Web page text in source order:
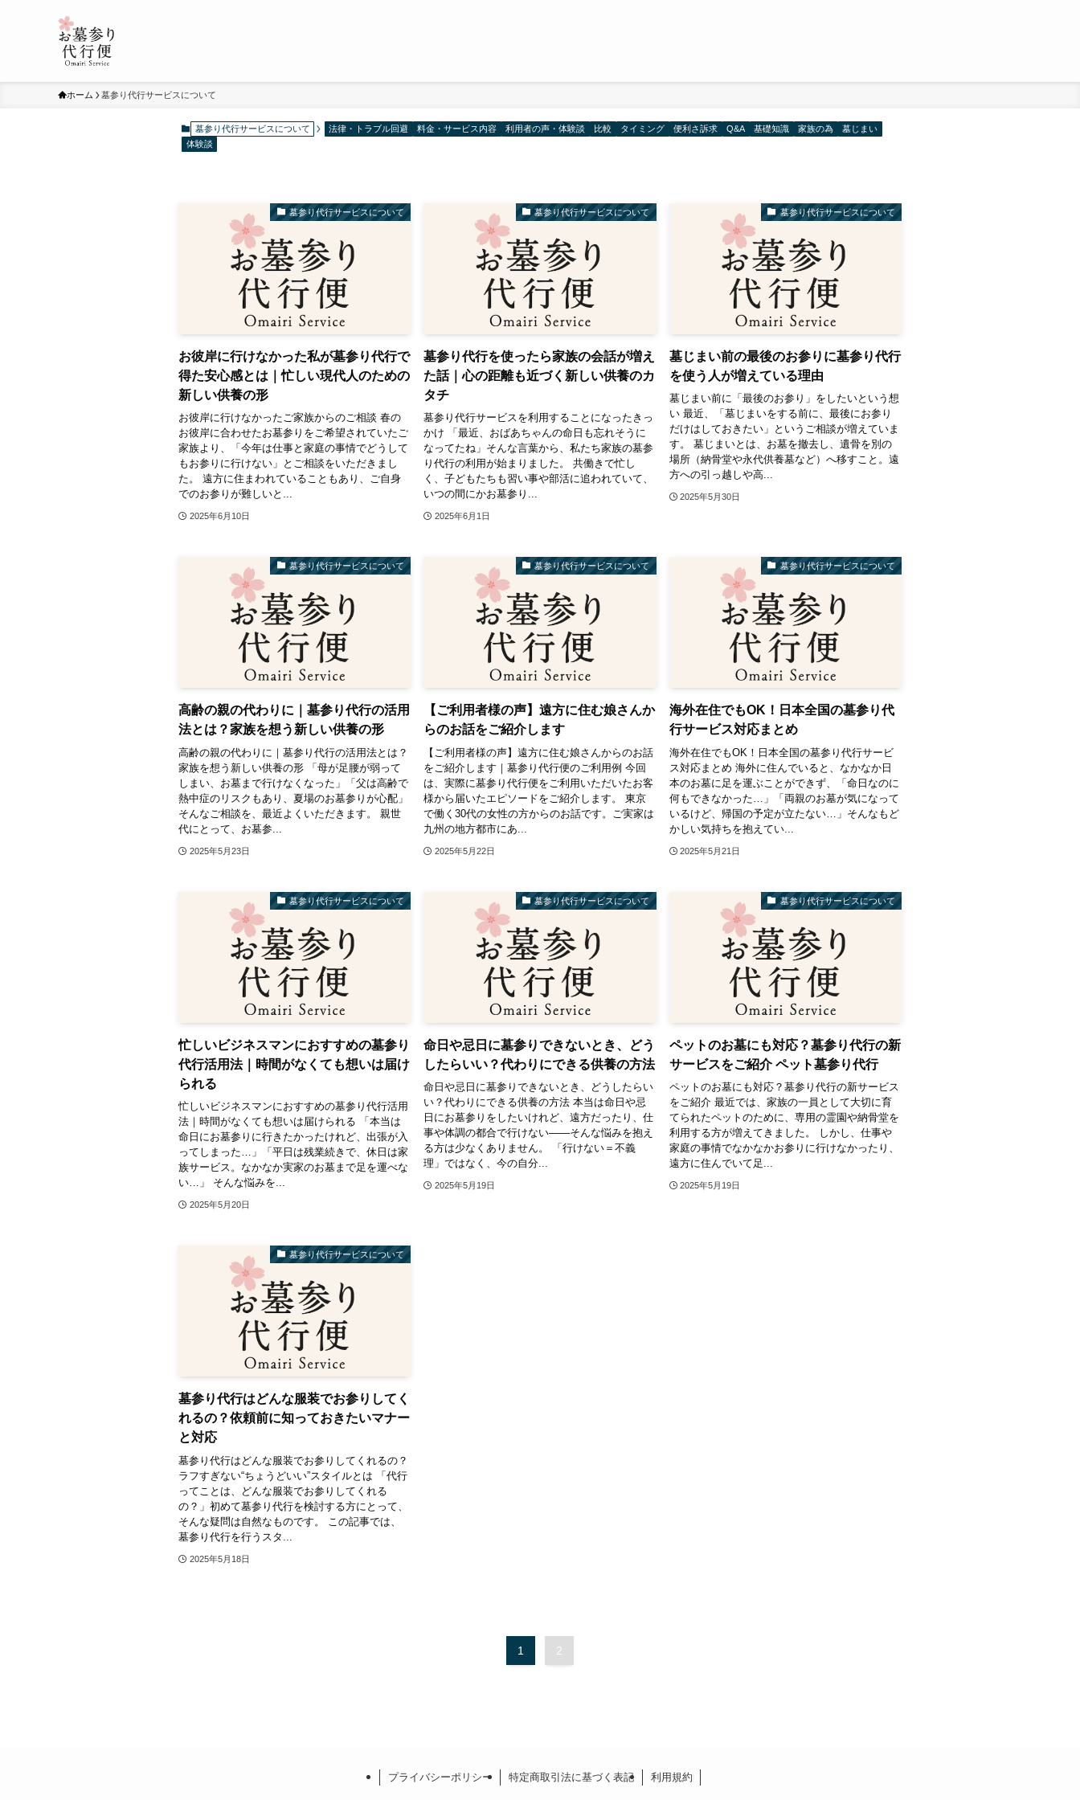
ホーム 墓参り代行サービスについて
墓参り代行サービスについて 法律・トラブル回避 料金・サービス内容 利用者の声・体験談 比較 タイミング 便利さ訴求 Q&A 基礎知識 家族の為
墓じまい
体験談
墓参り代行サービスについて
お彼岸に行けなかった私が墓参り代行で
得た安心感とは｜忙しい現代人のための
新しい供養の形
お彼岸に行けなかったご家族からのご相談 春の
お彼岸に合わせたお墓参りをご希望されていたご
家族より、「今年は仕事と家庭の事情でどうして
もお参りに行けない」とご相談をいただきまし
た。 遠方に住まわれていることもあり、ご自身
でのお参りが難しいと...
2025年6月10日
墓参り代行サービスについて
墓参り代行を使ったら家族の会話が増え
た話｜心の距離も近づく新しい供養のカ
タチ
墓参り代行サービスを利用することになったきっ
かけ 「最近、おばあちゃんの命日も忘れそうに
なってたね」そんな言葉から、私たち家族の墓参
り代行の利用が始まりました。 共働きで忙し
く、子どもたちも習い事や部活に追われていて、
いつの間にかお墓参り...
2025年6月1日
墓参り代行サービスについて
墓じまい前の最後のお参りに墓参り代行
を使う人が増えている理由
墓じまい前に「最後のお参り」をしたいという想
い 最近、「墓じまいをする前に、最後にお参り
だけはしておきたい」というご相談が増えていま
す。 墓じまいとは、お墓を撤去し、遺骨を別の
場所（納骨堂や永代供養墓など）へ移すこと。遠
方への引っ越しや高...
2025年5月30日
墓参り代行サービスについて
高齢の親の代わりに｜墓参り代行の活用
法とは？家族を想う新しい供養の形
高齢の親の代わりに｜墓参り代行の活用法とは？
家族を想う新しい供養の形 「母が足腰が弱って
しまい、お墓まで行けなくなった」「父は高齢で
熱中症のリスクもあり、夏場のお墓参りが心配」
そんなご相談を、最近よくいただきます。 親世
代にとって、お墓参...
2025年5月23日
墓参り代行サービスについて
【ご利用者様の声】遠方に住む娘さんか
らのお話をご紹介します
【ご利用者様の声】遠方に住む娘さんからのお話
をご紹介します｜墓参り代行便のご利用例 今回
は、実際に墓参り代行便をご利用いただいたお客
様から届いたエピソードをご紹介します。 東京
で働く30代の女性の方からのお話です。ご実家は
九州の地方都市にあ...
2025年5月22日
墓参り代行サービスについて
海外在住でもOK！日本全国の墓参り代
行サービス対応まとめ
海外在住でもOK！日本全国の墓参り代行サービ
ス対応まとめ 海外に住んでいると、なかなか日
本のお墓に足を運ぶことができず、「命日なのに
何もできなかった…」「両親のお墓が気になって
いるけど、帰国の予定が立たない…」そんなもど
かしい気持ちを抱えてい...
2025年5月21日
墓参り代行サービスについて
忙しいビジネスマンにおすすめの墓参り
代行活用法｜時間がなくても想いは届け
られる
忙しいビジネスマンにおすすめの墓参り代行活用
法｜時間がなくても想いは届けられる 「本当は
命日にお墓参りに行きたかったけれど、出張が入
ってしまった…」「平日は残業続きで、休日は家
族サービス。なかなか実家のお墓まで足を運べな
い…」 そんな悩みを...
2025年5月20日
墓参り代行サービスについて
命日や忌日に墓参りできないとき、どう
したらいい？代わりにできる供養の方法
命日や忌日に墓参りできないとき、どうしたらい
い？代わりにできる供養の方法 本当は命日や忌
日にお墓参りをしたいけれど、遠方だったり、仕
事や体調の都合で行けない——そんな悩みを抱え
る方は少なくありません。 「行けない＝不義
理」ではなく、今の自分...
2025年5月19日
墓参り代行サービスについて
ペットのお墓にも対応？墓参り代行の新
サービスをご紹介 ペット墓参り代行
ペットのお墓にも対応？墓参り代行の新サービス
をご紹介 最近では、家族の一員として大切に育
てられたペットのために、専用の霊園や納骨堂を
利用する方が増えてきました。 しかし、仕事や
家庭の事情でなかなかお参りに行けなかったり、
遠方に住んでいて足...
2025年5月19日
墓参り代行サービスについて
墓参り代行はどんな服装でお参りしてく
れるの？依頼前に知っておきたいマナー
と対応
墓参り代行はどんな服装でお参りしてくれるの？
ラフすぎない“ちょうどいい”スタイルとは 「代行
ってことは、どんな服装でお参りしてくれる
の？」初めて墓参り代行を検討する方にとって、
そんな疑問は自然なものです。 この記事では、
墓参り代行を行うスタ...
2025年5月18日
1 2
プライバシーポリシー 特定商取引法に基づく表記 利用規約